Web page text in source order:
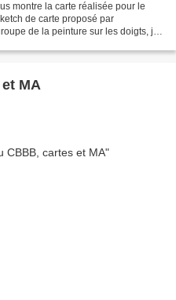
montre la carte réalisée pour le
de carte proposé par
de la peinture sur les doigts, j'ai
MA